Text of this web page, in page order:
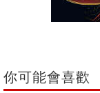
你可能會喜歡